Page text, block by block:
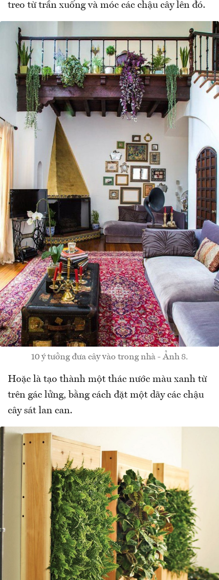
treo từ trần xuống và móc các chậu cây lên đó.
10 ý tưởng đưa cây vào trong nhà - Ảnh 8.
Hoặc là tạo thành một thác nước màu xanh từ
trên gác lửng, bằng cách đặt một dãy các chậu
cây sát lan can.